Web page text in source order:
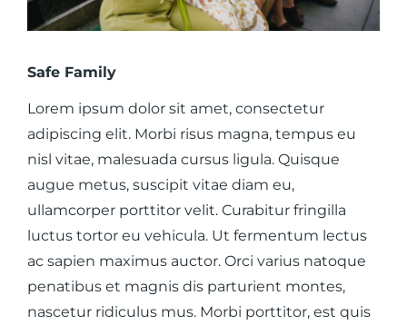
Safe Family
Lorem ipsum dolor sit amet, consectetur
adipiscing elit. Morbi risus magna, tempus eu
nisl vitae, malesuada cursus ligula. Quisque
augue metus, suscipit vitae diam eu,
ullamcorper porttitor velit. Curabitur fringilla
luctus tortor eu vehicula. Ut fermentum lectus
ac sapien maximus auctor. Orci varius natoque
penatibus et magnis dis parturient montes,
nascetur ridiculus mus. Morbi porttitor, est quis